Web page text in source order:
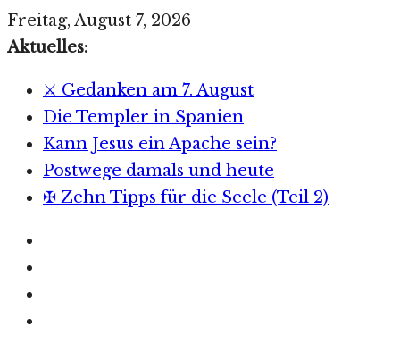
Zum
Inhalt
Freitag, August 7, 2026
Aktuelles:
⚔️ Gedanken am 7. August
Die Templer in Spanien
Kann Jesus ein Apache sein?
Postwege damals und heute
✠ Zehn Tipps für die Seele (Teil 2)